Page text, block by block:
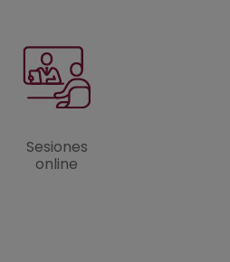
Sesiones
online